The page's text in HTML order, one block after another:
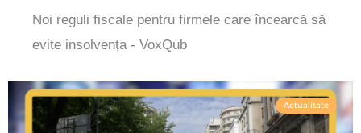
Noi reguli fiscale pentru firmele care încearcă să
evite insolvența - VoxQub
Actualitate